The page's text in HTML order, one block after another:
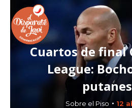
Cuartos de final
League:
Sobre el Piso 12